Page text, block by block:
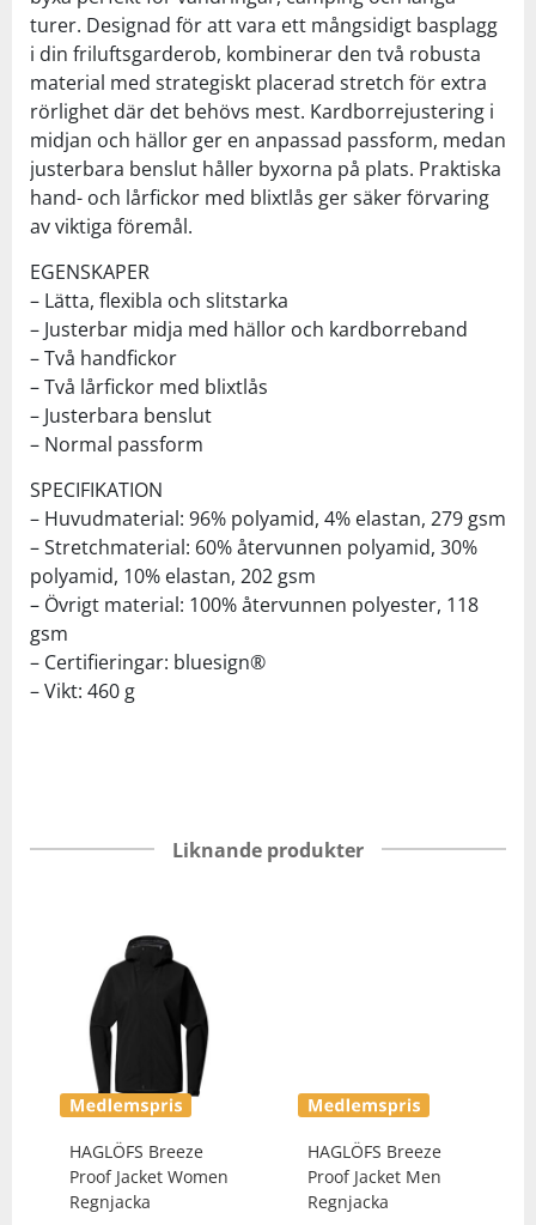
turer. Designad för att vara ett mångsidigt basplagg
i din friluftsgarderob, kombinerar den två robusta
material med strategiskt placerad stretch för extra
rörlighet där det behövs mest. Kardborrejustering i
midjan och hällor ger en anpassad passform, medan
justerbara benslut håller byxorna på plats. Praktiska
hand- och lårfickor med blixtlås ger säker förvaring
av viktiga föremål.
EGENSKAPER
– Lätta, flexibla och slitstarka
– Justerbar midja med hällor och kardborreband
– Två handfickor
– Två lårfickor med blixtlås
– Justerbara benslut
– Normal passform
SPECIFIKATION
– Huvudmaterial: 96% polyamid, 4% elastan, 279 gsm
– Stretchmaterial: 60% återvunnen polyamid, 30%
polyamid, 10% elastan, 202 gsm
– Övrigt material: 100% återvunnen polyester, 118
gsm
– Certifieringar: bluesign®
– Vikt: 460 g
Liknande produkter
HAGLÖFS Breeze
Proof Jacket Women
Regnjacka
HAGLÖFS Breeze
Proof Jacket Men
Regnjacka